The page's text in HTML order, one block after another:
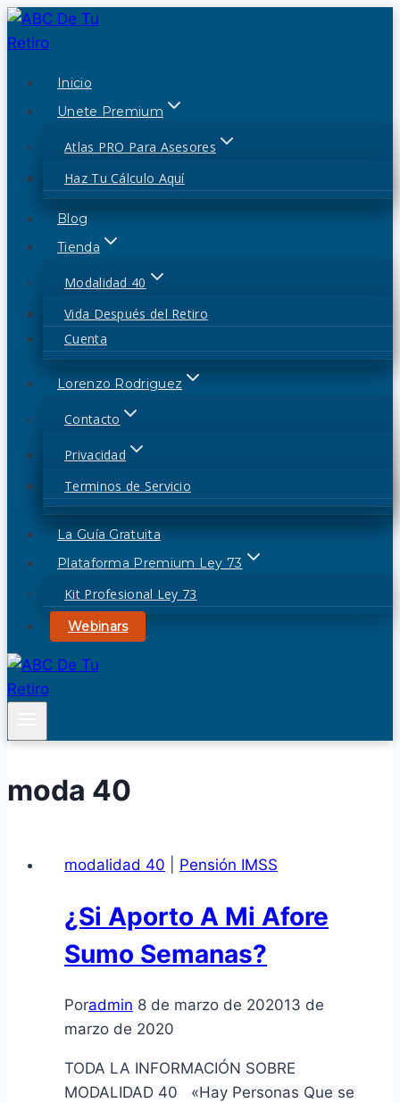
Saltar
al
Inicio
Unete Premium
Atlas PRO Para Asesores
Haz Tu Cálculo Aquí
Blog
Tienda
Modalidad 40
Vida Después del Retiro
Cuenta
Lorenzo Rodriguez
Contacto
Privacidad
Terminos de Servicio
La Guía Gratuita
Plataforma Premium Ley 73
Kit Profesional Ley 73
Webinars
moda 40
modalidad 40 Pensión IMSS
¿Si Aporto A Mi Afore
Sumo Semanas?
Poradmin 8 de marzo de 202013 de
marzo de 2020
TODA LA INFORMACIÓN SOBRE
MODALIDAD 40 «Hay Personas Que se